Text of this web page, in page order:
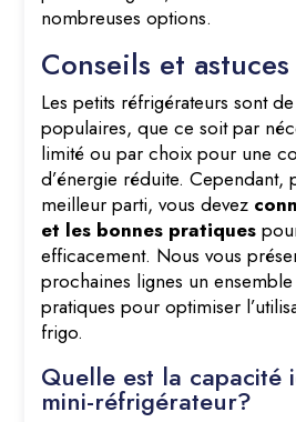
nombreuses options.
Conseils et astuces
Les petits réfrigérateurs sont
populaires, que ce soit par
limité ou par choix pour une
d’énergie réduite. Cependant,
meilleur parti, vous devez
et les bonnes pratiques
efficacement. Nous vous
prochaines lignes un
pratiques pour optimiser
frigo.
Quelle est la capacité
mini-réfrigérateur?